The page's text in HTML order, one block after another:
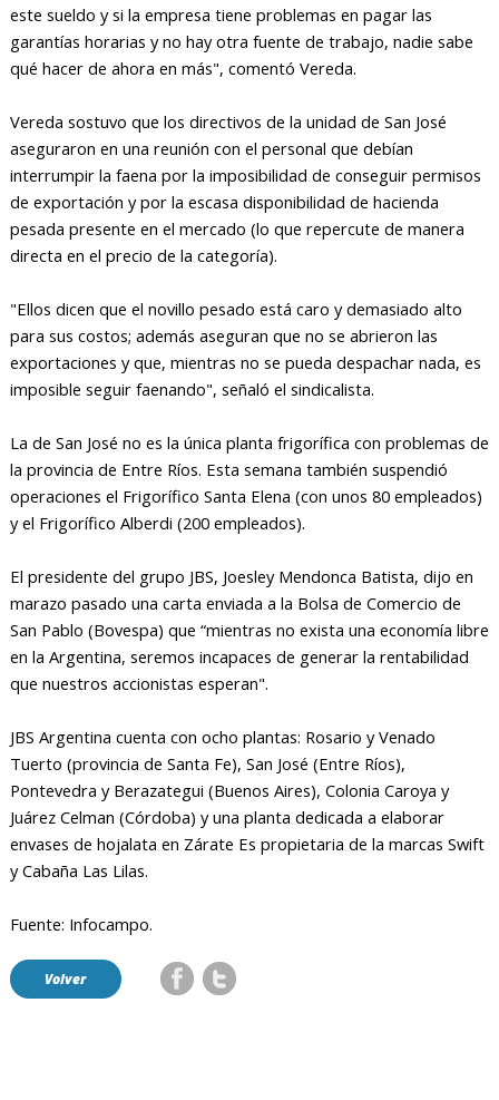
este sueldo y si la empresa tiene problemas en pagar las
garantías horarias y no hay otra fuente de trabajo, nadie sabe
qué hacer de ahora en más", comentó Vereda.
Vereda sostuvo que los directivos de la unidad de San José
aseguraron en una reunión con el personal que debían
interrumpir la faena por la imposibilidad de conseguir permisos
de exportación y por la escasa disponibilidad de hacienda
pesada presente en el mercado (lo que repercute de manera
directa en el precio de la categoría).
"Ellos dicen que el novillo pesado está caro y demasiado alto
para sus costos; además aseguran que no se abrieron las
exportaciones y que, mientras no se pueda despachar nada, es
imposible seguir faenando", señaló el sindicalista.
La de San José no es la única planta frigorífica con problemas de
la provincia de Entre Ríos. Esta semana también suspendió
operaciones el Frigorífico Santa Elena (con unos 80 empleados)
y el Frigorífico Alberdi (200 empleados).
El presidente del grupo JBS, Joesley Mendonca Batista, dijo en
marazo pasado una carta enviada a la Bolsa de Comercio de
San Pablo (Bovespa) que “mientras no exista una economía libre
en la Argentina, seremos incapaces de generar la rentabilidad
que nuestros accionistas esperan".
JBS Argentina cuenta con ocho plantas: Rosario y Venado
Tuerto (provincia de Santa Fe), San José (Entre Ríos),
Pontevedra y Berazategui (Buenos Aires), Colonia Caroya y
Juárez Celman (Córdoba) y una planta dedicada a elaborar
envases de hojalata en Zárate Es propietaria de la marcas Swift
y Cabaña Las Lilas.
Fuente: Infocampo.
Volver